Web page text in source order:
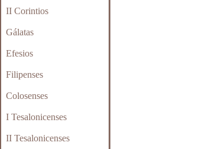
II Corintios
Gálatas
Efesios
Filipenses
Colosenses
I Tesalonicenses
II Tesalonicenses